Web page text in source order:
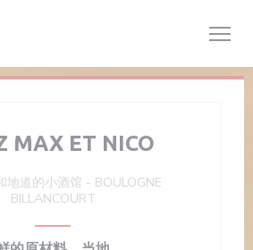
MAX ET NICO
地道的小酒馆 - BOULOGNE
BILLANCOURT